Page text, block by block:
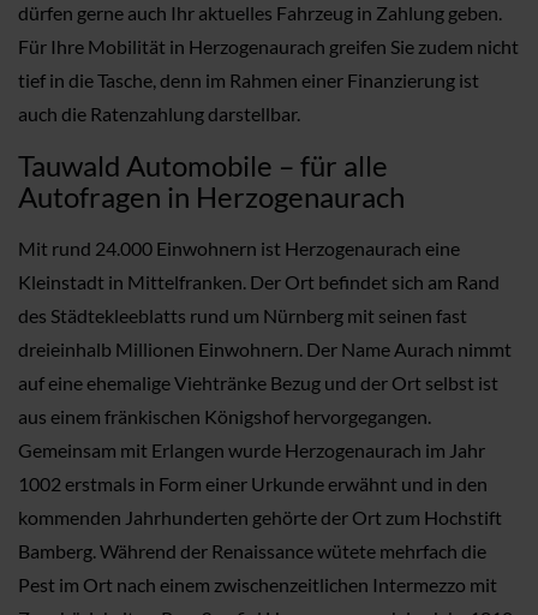
dürfen gerne auch Ihr aktuelles Fahrzeug in Zahlung geben.
Für Ihre Mobilität in Herzogenaurach greifen Sie zudem nicht
tief in die Tasche, denn im Rahmen einer Finanzierung ist
auch die Ratenzahlung darstellbar.
Tauwald Automobile – für alle
Autofragen in Herzogenaurach
Mit rund 24.000 Einwohnern ist Herzogenaurach eine
Kleinstadt in Mittelfranken. Der Ort befindet sich am Rand
des Städtekleeblatts rund um Nürnberg mit seinen fast
dreieinhalb Millionen Einwohnern. Der Name Aurach nimmt
auf eine ehemalige Viehtränke Bezug und der Ort selbst ist
aus einem fränkischen Königshof hervorgegangen.
Gemeinsam mit Erlangen wurde Herzogenaurach im Jahr
1002 erstmals in Form einer Urkunde erwähnt und in den
kommenden Jahrhunderten gehörte der Ort zum Hochstift
Bamberg. Während der Renaissance wütete mehrfach die
Pest im Ort nach einem zwischenzeitlichen Intermezzo mit